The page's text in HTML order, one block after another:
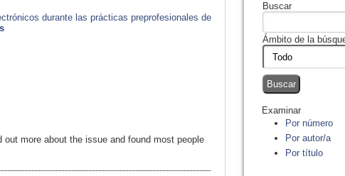
Buscar
Ámbito de la
Examinar
Por número
Por autor/a
Por título
durante las prácticas preprofesionales de
more about the issue and found most people